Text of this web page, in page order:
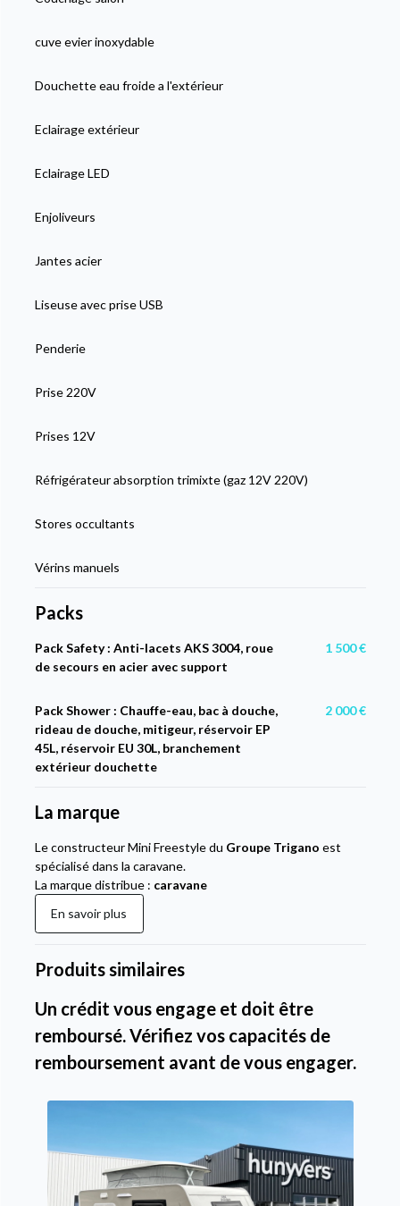
cuve evier inoxydable
Douchette eau froide a l'extérieur
Eclairage extérieur
Eclairage LED
Enjoliveurs
Jantes acier
Liseuse avec prise USB
Penderie
Prise 220V
Prises 12V
Réfrigérateur absorption trimixte (gaz 12V 220V)
Stores occultants
Vérins manuels
Packs
Pack Safety : Anti-lacets AKS 3004, roue
de secours en acier avec support
1 500 €
Pack Shower : Chauffe-eau, bac à douche,
rideau de douche, mitigeur, réservoir EP
45L, réservoir EU 30L, branchement
extérieur douchette
2 000 €
La marque
Le constructeur Mini Freestyle du Groupe Trigano est
spécialisé dans la caravane.
La marque distribue : caravane
En savoir plus
Produits similaires
Un crédit vous engage et doit être
remboursé. Vérifiez vos capacités de
remboursement avant de vous engager.